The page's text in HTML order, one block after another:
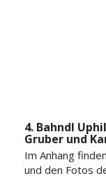
4. Bahndl
Gruber und
Im Anhang
und den Fotos